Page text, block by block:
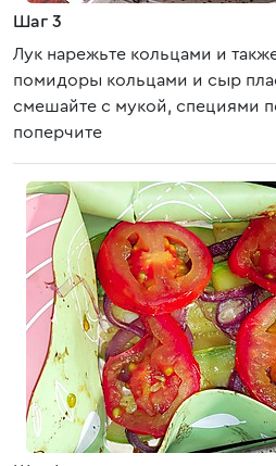
Шаг 3
Лук нарежьте кольцами и
помидоры кольцами и сыр
смешайте с мукой, специями
поперчите